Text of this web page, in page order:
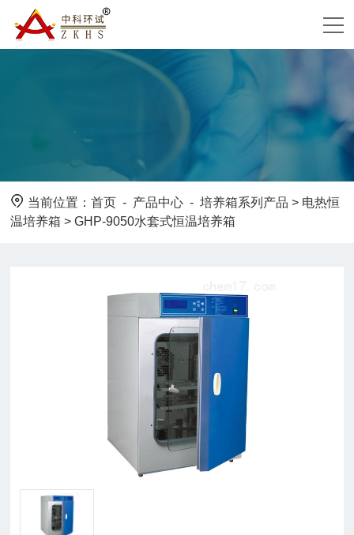
当前位置：首页 - 产品中心 -培养箱系列产品 > 电热恒
温培养箱 > GHP-9050水套式恒温培养箱